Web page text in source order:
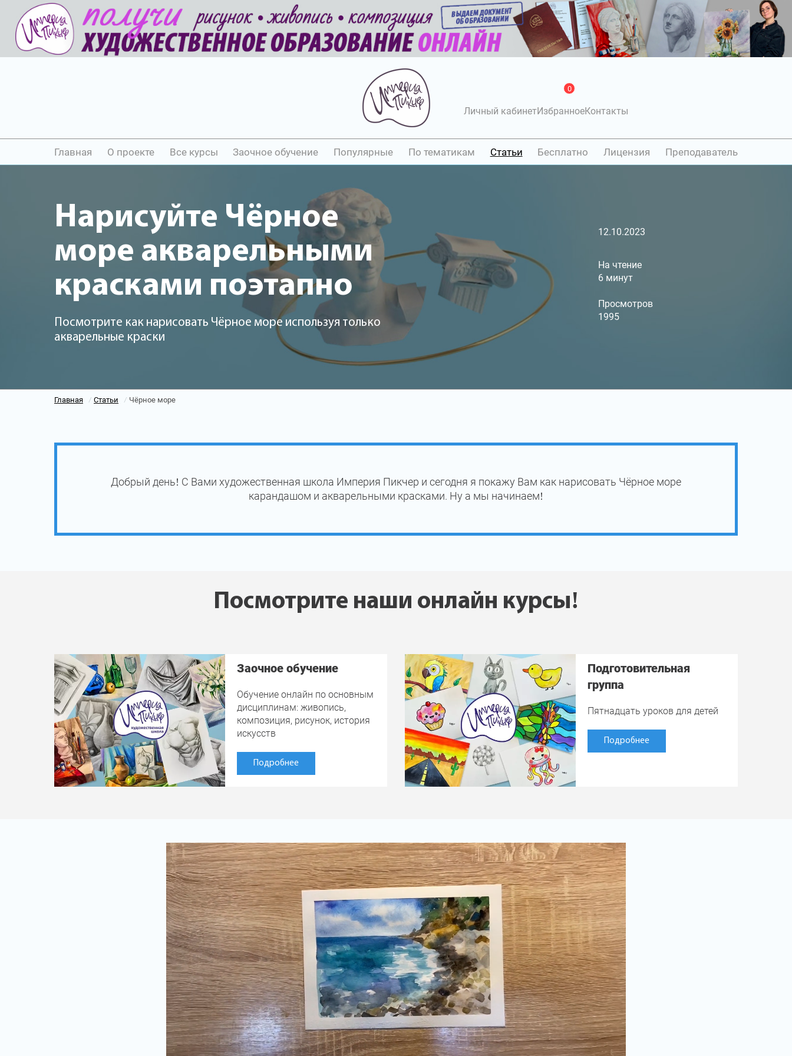
Личный кабинетИзбранное
0
Контакты
Главная О проекте Все курсы Заочное обучение Популярные По тематикам Статьи Бесплатно Лицензия Преподаватель
Нарисуйте Чёрное
море акварельными
красками поэтапно
Посмотрите как нарисовать Чёрное море используя только
акварельные краски
12.10.2023
На чтение
6 минут
Просмотров
1995
Главная / Статьи / Чёрное море
Добрый день! С Вами художественная школа Империя Пикчер и сегодня я покажу Вам как нарисовать Чёрное море
карандашом и акварельными красками. Ну а мы начинаем!
Посмотрите наши онлайн курсы!
Заочное обучение
Обучение онлайн по основным
дисциплинам: живопись,
композиция, рисунок, история
искусств
Подробнее
Подготовительная
группа
Пятнадцать уроков для детей
Подробнее